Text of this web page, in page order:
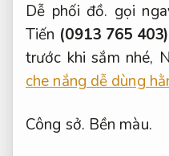
Dễ phối đồ. gọi
Tiến (0913 765 403)
trước khi sắm nhé,
che nắng dễ dùng
Công sở. Bền màu.